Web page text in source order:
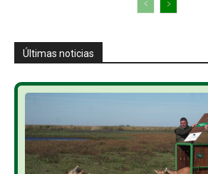
Últimas noticias